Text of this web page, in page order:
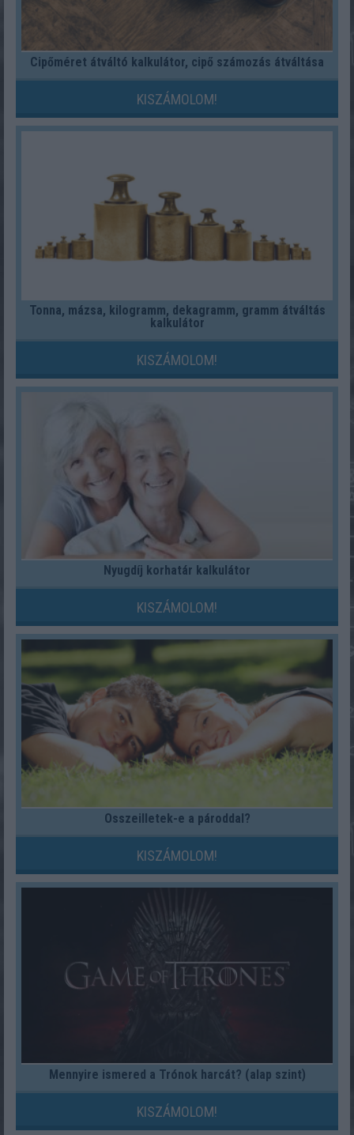
Cipőméret átváltó kalkulátor, cipő számozás átváltása
KISZÁMOLOM!
Tonna, mázsa, kilogramm, dekagramm, gramm átváltás
kalkulátor
KISZÁMOLOM!
Nyugdíj korhatár kalkulátor
KISZÁMOLOM!
Összeilletek-e a pároddal?
KISZÁMOLOM!
Mennyire ismered a Trónok harcát? (alap szint)
KISZÁMOLOM!